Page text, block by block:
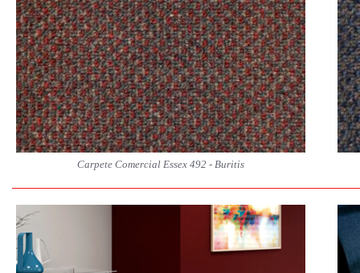
Carpete Comercial Essex 492 - Buritis